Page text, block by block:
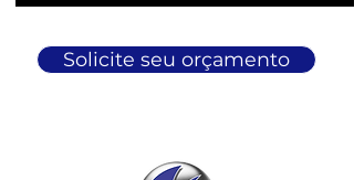
Solicite seu orçamento